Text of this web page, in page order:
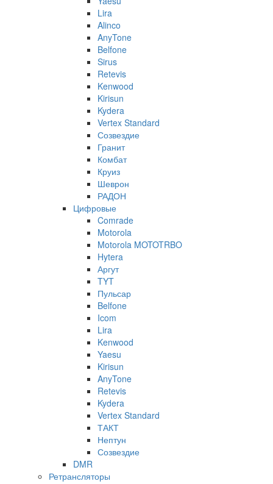
Lira
Alinco
AnyTone
Belfone
Sirus
Retevis
Kenwood
Kirisun
Kydera
Vertex Standard
Созвездие
Гранит
Комбат
Круиз
Шеврон
РАДОН
Цифровые
Comrade
Motorola
Motorola MOTOTRBO
Hytera
Аргут
TYT
Пульсар
Belfone
Icom
Lira
Kenwood
Yaesu
Kirisun
AnyTone
Retevis
Kydera
Vertex Standard
ТАКТ
Нептун
Созвездие
DMR
Ретрансляторы